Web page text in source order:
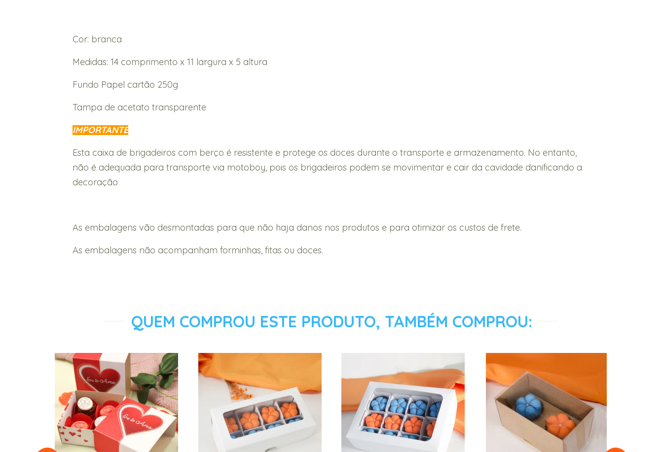
Cor: branca
Medidas: 14 comprimento x 11 largura x 5 altura
Fundo Papel cartão 250g
Tampa de acetato transparente
IMPORTANTE
Esta caixa de brigadeiros com berço é resistente e protege os doces durante o transporte e armazenamento. No entanto,
não é adequada para transporte via motoboy, pois os brigadeiros podem se movimentar e cair da cavidade danificando a
decoração
As embalagens vão desmontadas para que não haja danos nos produtos e para otimizar os custos de frete.
As embalagens não acompanham forminhas, fitas ou doces.
QUEM COMPROU ESTE PRODUTO, TAMBÉM COMPROU: